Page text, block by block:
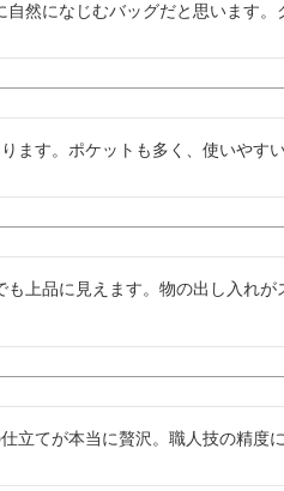
然になじむバッグだと思います。
ます。ポケットも多く、使いやすい
上品に見えます。物の出し入れ
立てが本当に贅沢。職人技の精度